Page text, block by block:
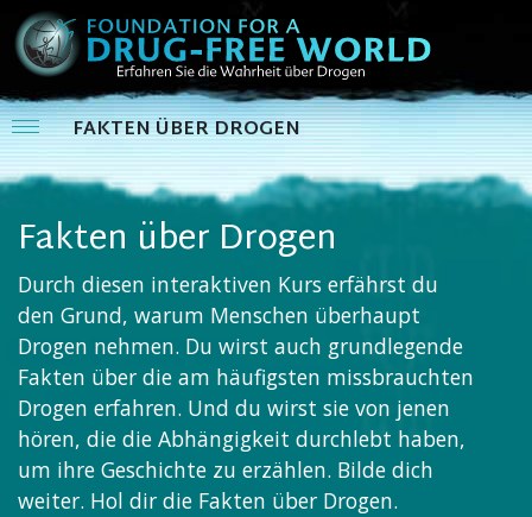
FAKTEN ÜBER DROGEN
Fakten über Drogen
Durch diesen interaktiven Kurs erfährst du
den Grund, warum Menschen überhaupt
Drogen nehmen. Du wirst auch grundlegende
Fakten über die am häufigsten missbrauchten
Drogen erfahren. Und du wirst sie von jenen
hören, die die Abhängigkeit durchlebt haben,
um ihre Geschichte zu erzählen. Bilde dich
weiter. Hol dir die Fakten über Drogen.